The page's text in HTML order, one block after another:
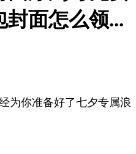
面怎么领...
为你准备好了七夕专属浪